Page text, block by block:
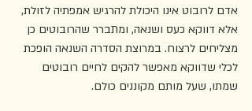
אדם לרובוט אינו היכולת להרגיש אמפתיה לזולת,
אלא דווקא כעס ושנאה, ומתברר שהרובוטים כן
מצליחים לרצוח. במרוצת הסדרה השנאה הופכת
לכלי שדווקא מאפשר להקים לחיים רובוטים
שמתו, שעל מותם מקוננים כולם.